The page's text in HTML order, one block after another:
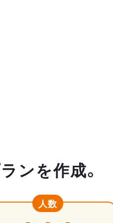
ンを作成。
人数